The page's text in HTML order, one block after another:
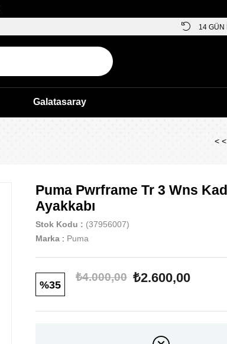
14
Galatasaray
<
Puma Pwrframe Tr 3 Wns
Ayakkabı
Stok Kodu
(37956007)
Marka : Puma
35
₺4.000,00 ₺2.600,00